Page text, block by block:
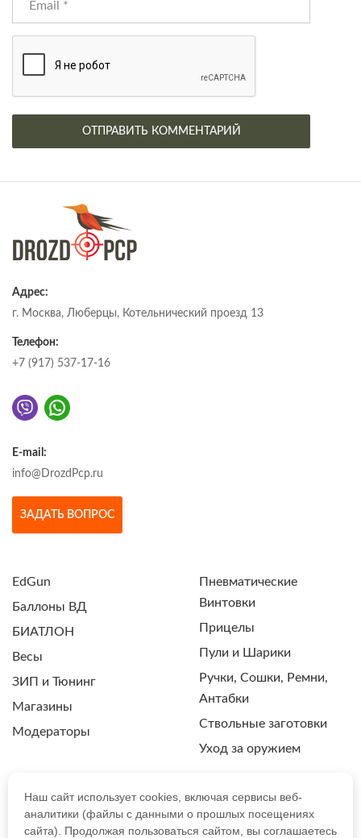
Адрес:
г. Москва, Люберцы, Котельнический проезд 13
Телефон:
+7 (917) 537-17-16
E-mail:
info@DrozdPcp.ru
ЗАДАТЬ ВОПРОС
EdGun
Баллоны ВД
БИАТЛОН
Весы
ЗИП и Тюнинг
Магазины
Модераторы
Пневматические
Винтовки
Прицелы
Пули и Шарики
Ручки, Сошки, Ремни,
Антабки
Ствольные заготовки
Уход за оружием
ПОЛИТИКА КОНФИДЕНЦИАЛЬНОСТИ
Наш сайт использует cookies, включая сервисы веб-
аналитики (файлы с данными о прошлых посещениях
сайта). Продолжая пользоваться сайтом, вы соглашаетесь